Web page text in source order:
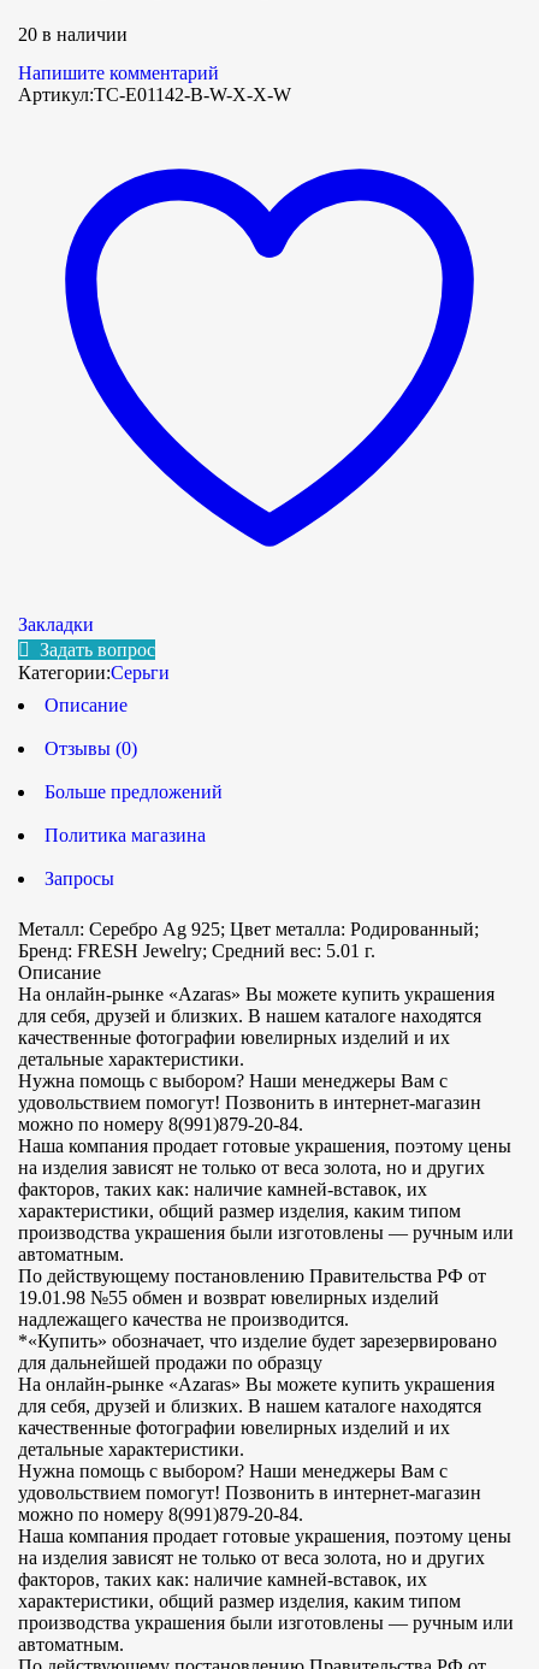
20 в наличии
Напишите комментарий
Артикул:TC-E01142-B-W-X-X-W
Закладки
Задать вопрос
Категории:Серьги
Описание
Отзывы (0)
Больше предложений
Политика магазина
Запросы
Металл: Серебро Ag 925; Цвет металла: Родированный;
Бренд: FRESH Jewelry; Средний вес: 5.01 г.
Описание
На онлайн-рынке «Azaras» Вы можете купить украшения
для себя, друзей и близких. В нашем каталоге находятся
качественные фотографии ювелирных изделий и их
детальные характеристики.
Нужна помощь с выбором? Наши менеджеры Вам с
удовольствием помогут! Позвонить в интернет-магазин
можно по номеру 8(991)879-20-84.
Наша компания продает готовые украшения, поэтому цены
на изделия зависят не только от веса золота, но и других
факторов, таких как: наличие камней-вставок, их
характеристики, общий размер изделия, каким типом
производства украшения были изготовлены — ручным или
автоматным.
По действующему постановлению Правительства РФ от
19.01.98 №55 обмен и возврат ювелирных изделий
надлежащего качества не производится.
*«Купить» обозначает, что изделие будет зарезервировано
для дальнейшей продажи по образцу
На онлайн-рынке «Azaras» Вы можете купить украшения
для себя, друзей и близких. В нашем каталоге находятся
качественные фотографии ювелирных изделий и их
детальные характеристики.
Нужна помощь с выбором? Наши менеджеры Вам с
удовольствием помогут! Позвонить в интернет-магазин
можно по номеру 8(991)879-20-84.
Наша компания продает готовые украшения, поэтому цены
на изделия зависят не только от веса золота, но и других
факторов, таких как: наличие камней-вставок, их
характеристики, общий размер изделия, каким типом
производства украшения были изготовлены — ручным или
автоматным.